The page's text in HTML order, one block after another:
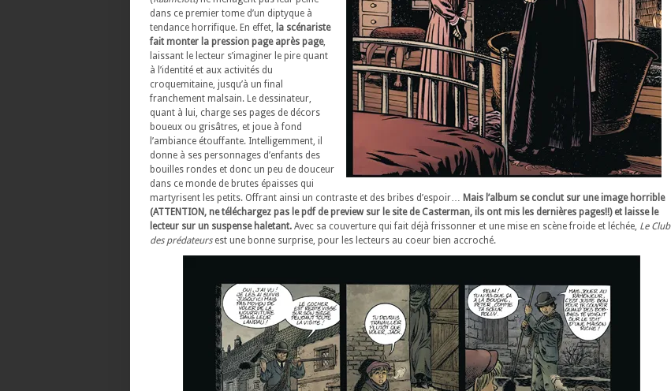
dans ce premier tome d’un diptyque à
tendance horrifique. En effet, la scénariste
fait monter la pression page après page,
laissant le lecteur s’imaginer le pire quant
à l’identité et aux activités du
croquemitaine, jusqu’à un final
franchement malsain. Le dessinateur,
quant à lui, charge ses pages de décors
boueux ou grisâtres, et joue à fond
l’ambiance étouffante. Intelligemment, il
donne à ses personnages d’enfants des
bouilles rondes et donc un peu de douceur
dans ce monde de brutes épaisses qui
martyrisent les petits. Offrant ainsi un contraste et des bribes d’espoir… Mais l’album se conclut sur une image horrible
(ATTENTION, ne téléchargez pas le pdf de preview sur le site de Casterman, ils ont mis les dernières pages!!) et laisse le
lecteur sur un suspense haletant. Avec sa couverture qui fait déjà frissonner et une mise en scène froide et léchée, Le Club
des prédateursest une bonne surprise, pour les lecteurs au coeur bien accroché.